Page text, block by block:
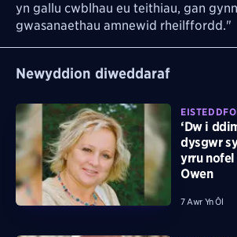
yn gallu cwblhau eu teithiau, gan
gwasanaethau amnewid rheilffordd."
Newyddion diweddaraf
‘Dw i
dysgwr
yrru nofel
Owen
7 Awr Yn Ôl